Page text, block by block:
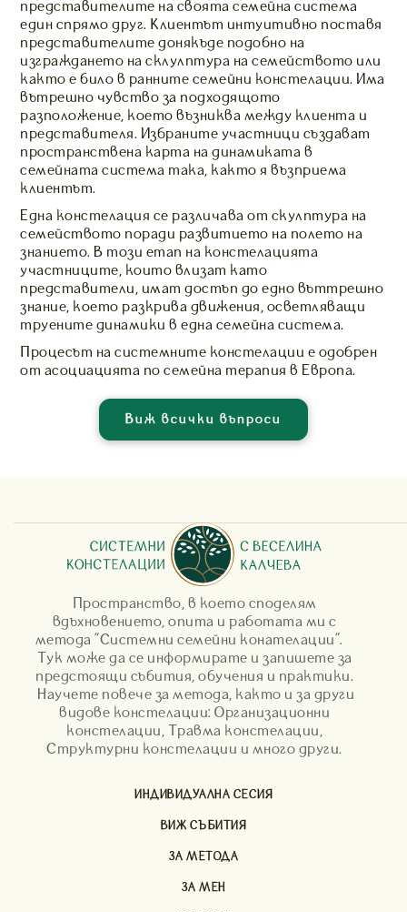
представителите на своята семейна система
един спрямо друг. Клиентът интуитивно поставя
представителите донякъде подобно на
изграждането на склулптура на семейството или
както е било в ранните семейни констелации. Има
вътрешно чувство за подходящото
разположение, което възниква между клиента и
представителя. Избраните участници създават
пространствена карта на динамиката в
семейната система така, както я възприема
клиентът.
Една констелация се различава от скулптура на
семейството поради развитието на полето на
знанието. В този етап на констелацията
участниците, които влизат като
представители, имат достъп до едно въттрешно
знание, което разкрива движения, осветляващи
труените динамики в една семейна система.
Процесът на системните констелации е одобрен
от асоциацията по семейна терапия в Европа.
Виж всички въпроси
Пространство, в което споделям
вдъхновението, опита и работата ми с
метода "Системни семейни конателации".
Тук може да се информирате и запишете за
предстоящи събития, обучения и практики.
Научете повече за метода, както и за други
видове констелации: Организационни
констелации, Травма констелации,
Структурни констелации и много други.
ИНДИВИДУАЛНА СЕСИЯ
ВИЖ СЪБИТИЯ
ЗА МЕТОДА
ЗА МЕН